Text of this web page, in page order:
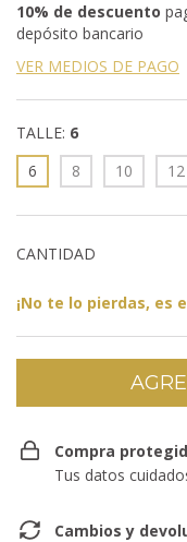
10% de descuento
depósito bancario
VER MEDIOS DE PAGO
TALLE: 6
6
8 10 12
CANTIDAD
¡No te lo pierdas, es
Compra
Tus datos
Cambios y